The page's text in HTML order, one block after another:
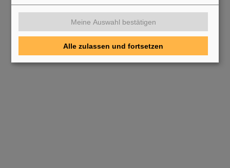
Meine Auswahl bestätigen
Alle zulassen und fortsetzen